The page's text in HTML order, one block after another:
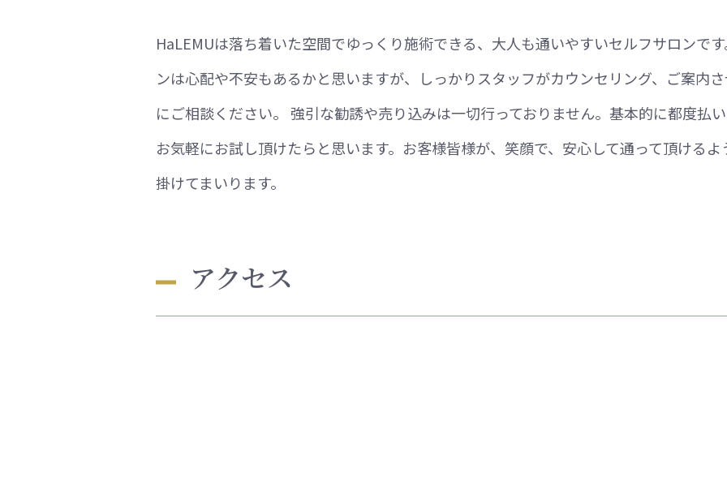
HaLEMUは落ち着いた空間でゆっくり施術できる、大人も通いやすいセルフサロンで
ンは心配や不安もあるかと思いますが、しっかりスタッフがカウンセリング、ご案内
にご相談ください。 強引な勧誘や売り込みは一切行っておりません。基本的に都度払
お気軽にお試し頂けたらと思います。お客様皆様が、笑顔で、安心して通って頂ける
掛けてまいります。
アクセス